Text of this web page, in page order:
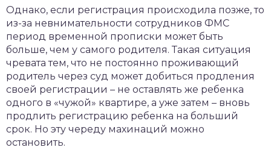
Однако, если регистрация происходила позже, то
из-за невнимательности сотрудников ФМС
период временной прописки может быть
больше, чем у самого родителя. Такая ситуация
чревата тем, что не постоянно проживающий
родитель через суд может добиться продления
своей регистрации – не оставлять же ребенка
одного в «чужой» квартире, а уже затем – вновь
продлить регистрацию ребенка на больший
срок. Но эту череду махинаций можно
остановить.